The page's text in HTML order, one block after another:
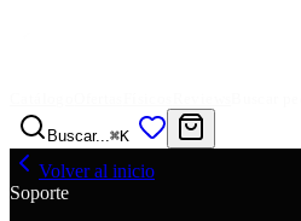
Buscar...⌘K
Volver al inicio
Soporte